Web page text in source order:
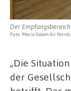
Der
Foto: Maria Salem für
„Die
der